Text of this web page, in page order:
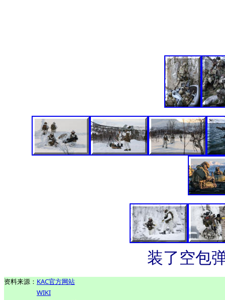
装了空包
资料来源： KAC官方网站
WIKI